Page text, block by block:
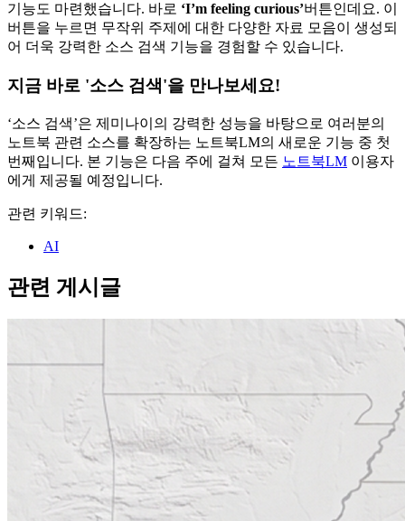
기능도 마련했습니다. 바로 ‘I’m feeling curious’버튼인데요. 이
버튼을 누르면 무작위 주제에 대한 다양한 자료 모음이 생성되
어 더욱 강력한 소스 검색 기능을 경험할 수 있습니다.
지금 바로 '소스 검색'을 만나보세요!
‘소스 검색’은 제미나이의 강력한 성능을 바탕으로 여러분의
노트북 관련 소스를 확장하는 노트북LM의 새로운 기능 중 첫
번째입니다. 본 기능은 다음 주에 걸쳐 모든 노트북LM 이용자
에게 제공될 예정입니다.
관련 키워드:
AI
관련 게시글